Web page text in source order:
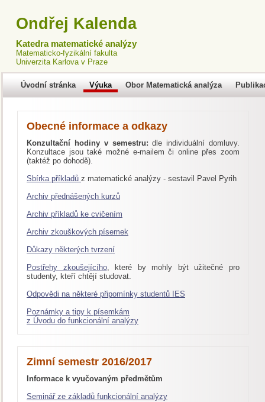
Ondřej Kalenda
Katedra matematické analýzy
Matematicko-fyzikální fakulta
Univerzita Karlova v Praze
Úvodní stránka Výuka Obor Matematická analýza
Obecné informace a odkazy
Konzultační hodiny v semestru: dle individuální domluvy.
Konzultace jsou také možné e-mailem či online přes zoom
(taktéž po dohodě).
Sbírka příkladů z matematické analýzy - sestavil Pavel Pyrih
Archiv přednášených kurzů
Archiv příkladů ke cvičením
Archiv zkouškových písemek
Důkazy některých tvrzení
Postřehy zkoušejícího, které by mohly být užitečné pro
studenty, kteří chtějí studovat.
Odpovědi na některé připomínky studentů IES
Poznámky a tipy k písemkám
z Úvodu do funkcionální analýzy
Zimní semestr 2016/2017
Informace k vyučovaným předmětům
Seminář ze základů funkcionální analýzy